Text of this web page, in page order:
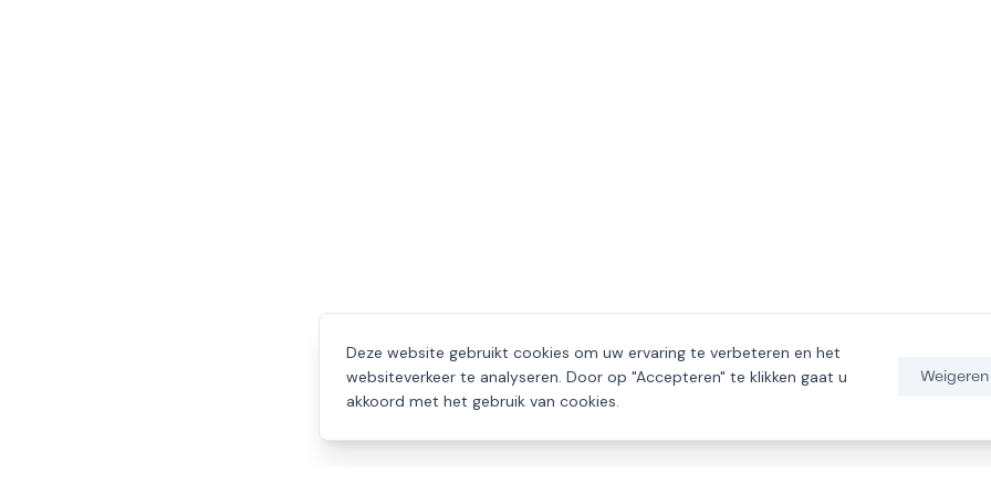
Deze website gebruikt cookies om uw ervaring te verbeteren en het
websiteverkeer te analyseren. Door op "Accepteren" te klikken gaat u
akkoord met het gebruik van cookies.
Weigeren